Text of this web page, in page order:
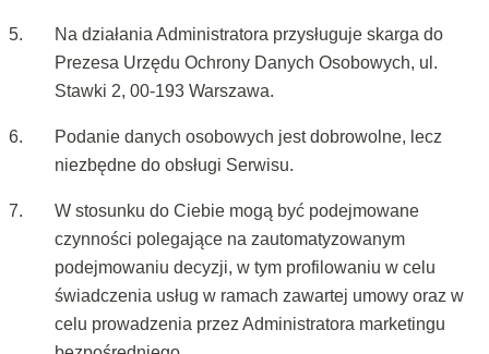
Na działania Administratora przysługuje skarga do
Prezesa Urzędu Ochrony Danych Osobowych, ul.
Stawki 2, 00-193 Warszawa.
Podanie danych osobowych jest dobrowolne, lecz
niezbędne do obsługi Serwisu.
W stosunku do Ciebie mogą być podejmowane
czynności polegające na zautomatyzowanym
podejmowaniu decyzji, w tym profilowaniu w celu
świadczenia usług w ramach zawartej umowy oraz w
celu prowadzenia przez Administratora marketingu